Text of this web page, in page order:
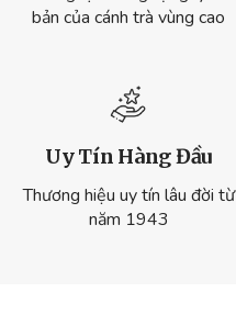
bản của cánh trà vùng cao
Uy Tín Hàng Đầu
Thương hiệu uy tín lâu đời từ
năm 1943